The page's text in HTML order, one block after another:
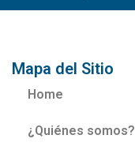
Mapa del Sitio
Home
¿Quiénes somos?